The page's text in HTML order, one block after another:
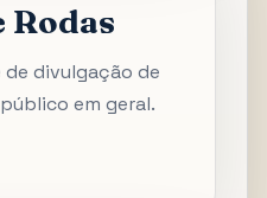
Rodas
divulgação de
em geral.